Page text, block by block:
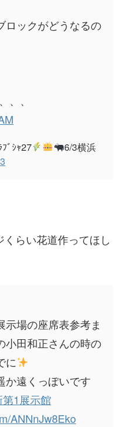
ロックがどうなるの
、
ﾞｼｬ27
6/3横浜
らい花道作ってほし
場の座席表参考ま
小田和正さんの時の
に
か遠くっぽいです
1展示館
ANNnJw8Eko